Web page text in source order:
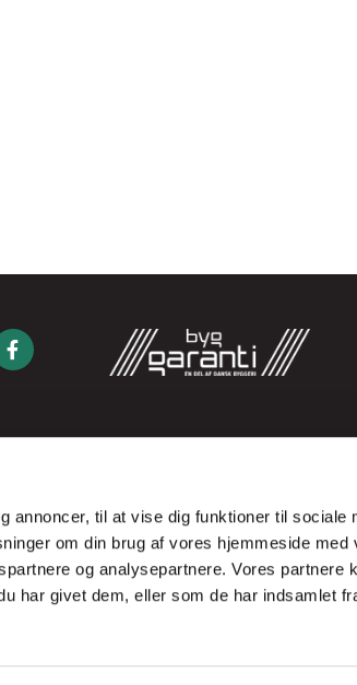
annoncer, til at vise dig funktioner til sociale
om din brug af vores hjemmeside med
og analysepartnere. Vores partnere
har givet dem, eller som de har indsamlet